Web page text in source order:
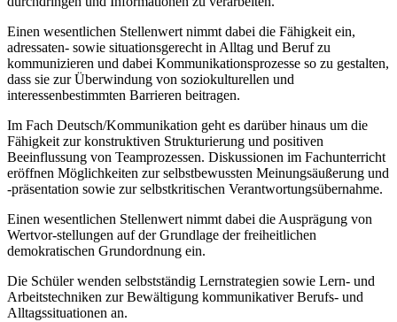
Einen wesentlichen Stellenwert nimmt dabei die Fähigkeit ein,
adressaten- sowie situationsgerecht in Alltag und Beruf zu
kommunizieren und dabei Kommunikationsprozesse so zu gestalten,
dass sie zur Überwindung von soziokulturellen und
interessenbestimmten Barrieren beitragen.
Im Fach Deutsch/Kommunikation geht es darüber hinaus um die
Fähigkeit zur konstruktiven Strukturierung und positiven
Beeinflussung von Teamprozessen. Diskussionen im Fachunterricht
eröffnen Möglichkeiten zur selbstbewussten Meinungsäußerung und
-präsentation sowie zur selbstkritischen Verantwortungsübernahme.
Einen wesentlichen Stellenwert nimmt dabei die Ausprägung von
Wertvor-stellungen auf der Grundlage der freiheitlichen
demokratischen Grundordnung ein.
Die Schüler wenden selbstständig Lernstrategien sowie Lern- und
Arbeitstechniken zur Bewältigung kommunikativer Berufs- und
Alltagssituationen an.